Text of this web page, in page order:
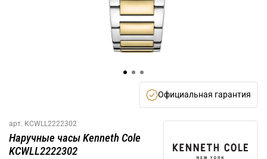
Официальная гарантия
арт. KCWLL2222302
Наручные часы Kenneth Cole
KCWLL2222302